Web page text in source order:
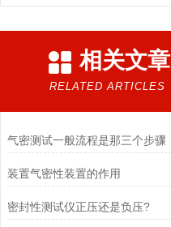
相关文章
RELATED ARTICLES
气密测试一般流程是那三个步骤
装置气密性装置的作用
密封性测试仪正压还是负压?